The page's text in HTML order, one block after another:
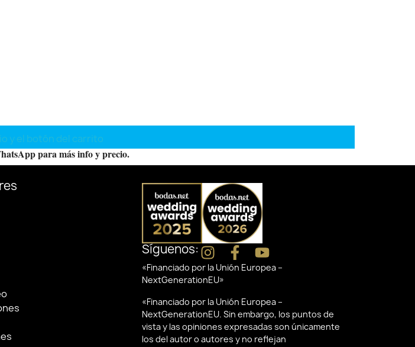
y el botón del carrito
para más info y precio.
Síguenos:
«Financiado por la Unión Europea –
NextGenerationEU»
«Financiado por la Unión Europea –
NextGenerationEU. Sin embargo, los puntos de
vista y las opiniones expresadas son únicamente
los del autor o autores y no reflejan